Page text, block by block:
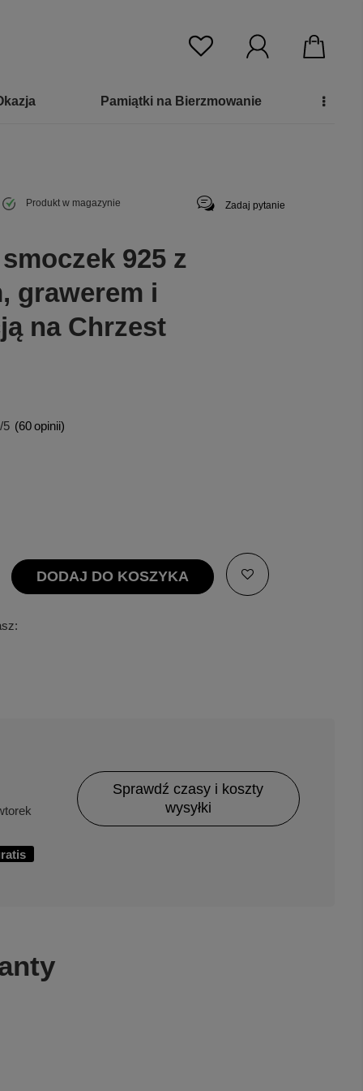
Pamiątki na Bierzmowanie
Produkt w magazynie Zadaj pytanie
925 z
grawerem i
na Chrzest
5 (60opinii)
DODAJ DO KOSZYKA
Sprawdź czasy i koszty
wysyłki